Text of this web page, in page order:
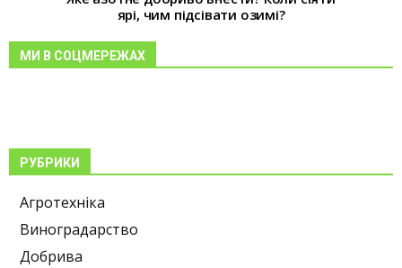
ярі, чим підсівати озимі?
МИ В СОЦМЕРЕЖАХ
РУБРИКИ
Агротехніка
Виноградарство
Добрива